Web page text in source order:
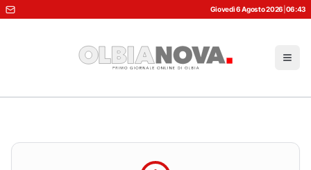
Giovedì 6 Agosto 2026 06:43